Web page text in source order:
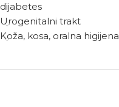
dijabetes
Urogenitalni trakt
Koža, kosa, oralna higijena